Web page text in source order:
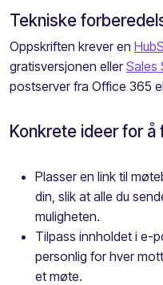
Tekniske
Oppskriften krever en
gratisversjonen ellerSales
postserver fra Office 365
Konkrete ideer for
Plasser en link til
din, slik at alle du
muligheten.
Tilpass innholdet i e-
personlig for hver
et møte.